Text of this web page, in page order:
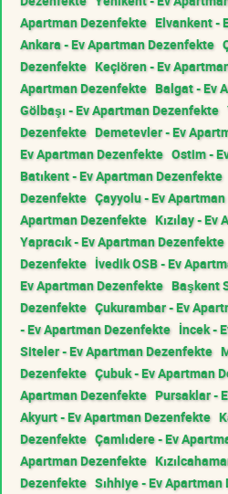
Apartman Dezenfekte Elvankent -
Ankara - Ev Apartman Dezenfekte
Dezenfekte Keçiören - Ev
Apartman Dezenfekte Balgat - Ev
Gölbaşı - Ev Apartman Dezenfekte
Dezenfekte Demetevler - Ev
Ev Apartman Dezenfekte Ostim -
Batıkent - Ev Apartman Dezenfekte
Dezenfekte Çayyolu - Ev
Apartman Dezenfekte Kızılay -
Yapracık - Ev Apartman Dezenfekte
Dezenfekte İvedik OSB - Ev
Ev Apartman Dezenfekte Başkent
Dezenfekte Çukurambar - Ev
- Ev Apartman Dezenfekte İncek -
Siteler - Ev Apartman Dezenfekte
Dezenfekte Çubuk - Ev Apartman
Apartman Dezenfekte Pursaklar -
Akyurt - Ev Apartman Dezenfekte
Dezenfekte Çamlıdere - Ev
Apartman Dezenfekte
Dezenfekte Sıhhiye - Ev